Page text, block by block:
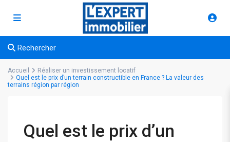
Rechercher
Accueil
Réaliser un investissement locatif
Quel est le prix d’un terrain constructible en France ? La valeur des
terrains région par région
Quel est le prix d’un